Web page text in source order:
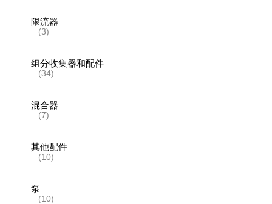
限流器
(3)
组分收集器和配件
(34)
混合器
(7)
其他配件
(10)
泵
(10)